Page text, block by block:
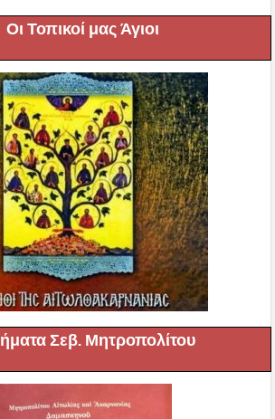
Οι Τοπικοί μας Άγιοι
Σεβ. Μητροπολίτου